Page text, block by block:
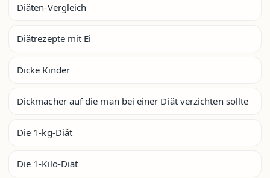
Diäten-Vergleich
Diätrezepte mit Ei
Dicke Kinder
Dickmacher auf die man bei einer Diät verzichten sollte
Die 1-kg-Diät
Die 1-Kilo-Diät